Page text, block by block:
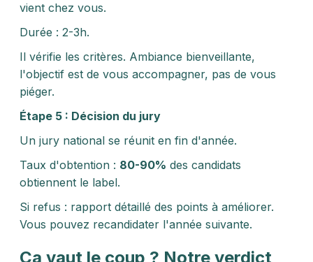
vient chez vous.
Durée : 2-3h.
Il vérifie les critères. Ambiance bienveillante,
l'objectif est de vous accompagner, pas de vous
piéger.
Étape 5 : Décision du jury
Un jury national se réunit en fin d'année.
Taux d'obtention : 80-90% des candidats
obtiennent le label.
Si refus : rapport détaillé des points à améliorer.
Vous pouvez recandidater l'année suivante.
Ça vaut le coup ? Notre verdict